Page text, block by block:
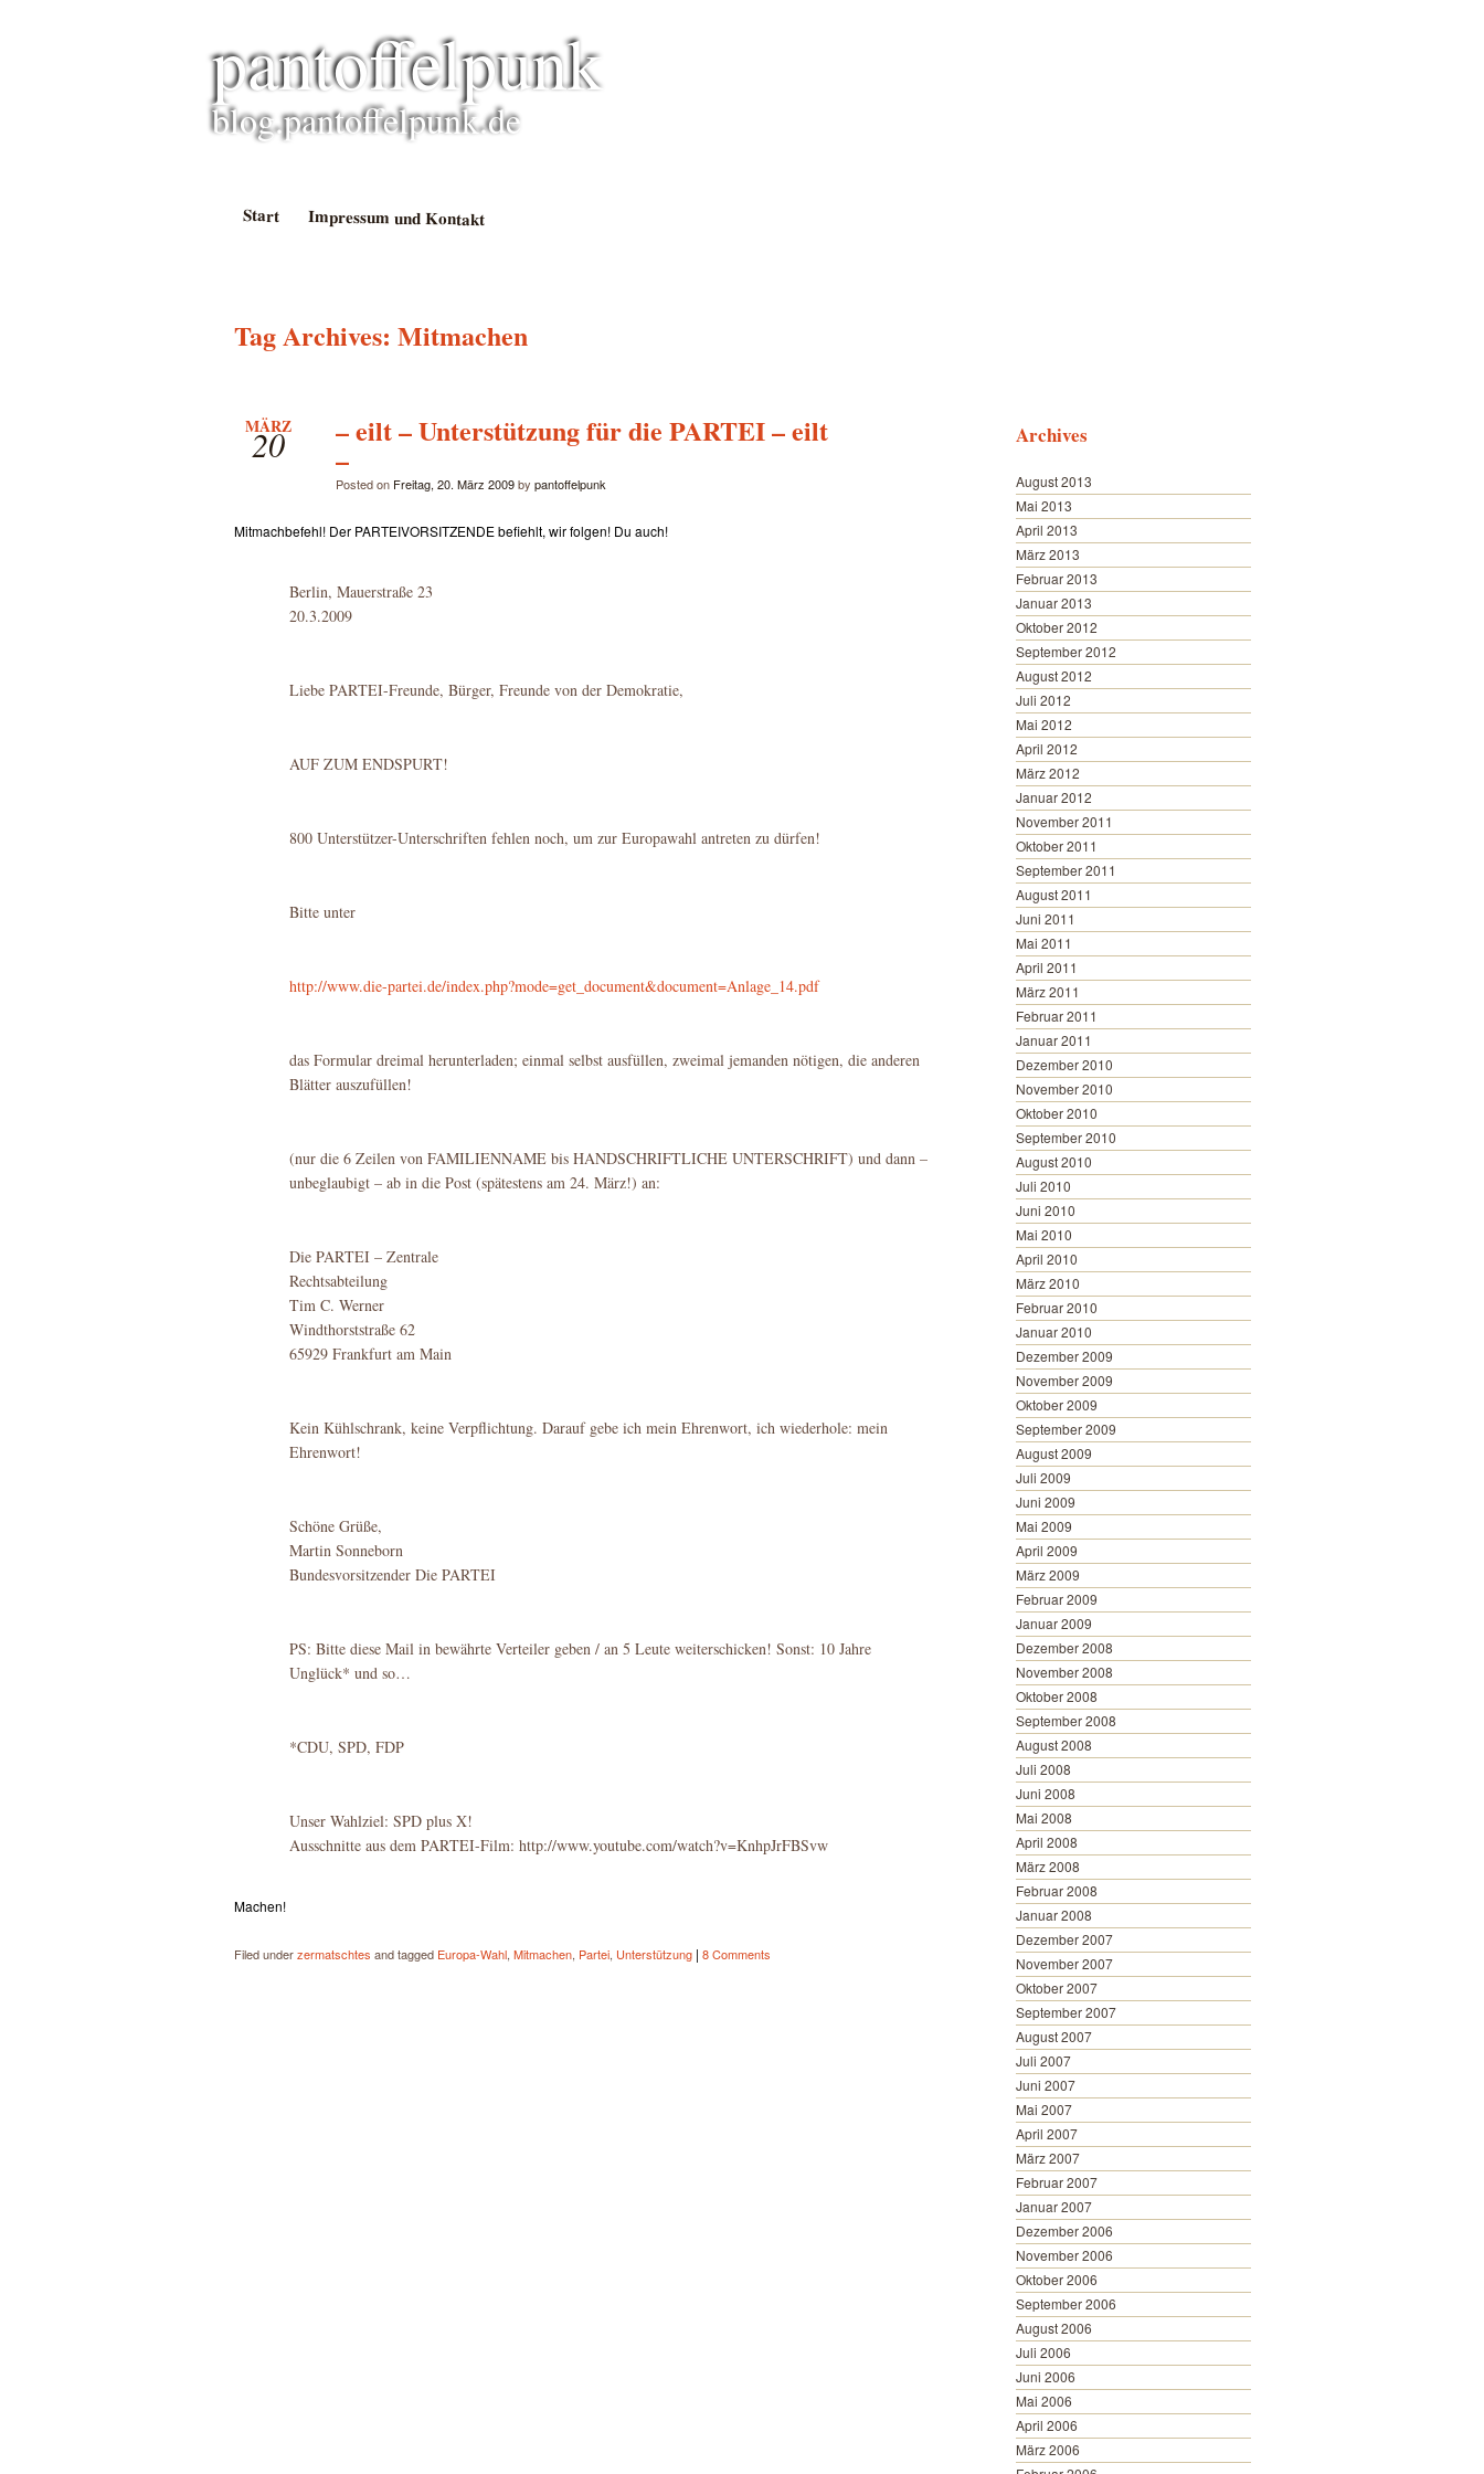
pantoffelpunk
blog.pantoffelpunk.de
Start Impressum und Kontakt
Tag Archives: Mitmachen
MÄRZ
20 – eilt – Unterstützung für die PARTEI – eilt
–
Posted on Freitag, 20. März 2009by pantoffelpunk
Mitmachbefehl! Der PARTEIVORSITZENDE befiehlt, wir folgen! Du auch!
Berlin, Mauerstraße 23
20.3.2009
Liebe PARTEI-Freunde, Bürger, Freunde von der Demokratie,
AUF ZUM ENDSPURT!
800 Unterstützer-Unterschriften fehlen noch, um zur Europawahl antreten zu dürfen!
Bitte unter
http://www.die-partei.de/index.php?mode=get_document&document=Anlage_14.pdf
das Formular dreimal herunterladen; einmal selbst ausfüllen, zweimal jemanden nötigen, die anderen
Blätter auszufüllen!
(nur die 6 Zeilen von FAMILIENNAME bis HANDSCHRIFTLICHE UNTERSCHRIFT) und dann –
unbeglaubigt – ab in die Post (spätestens am 24. März!) an:
Die PARTEI – Zentrale
Rechtsabteilung
Tim C. Werner
Windthorststraße 62
65929 Frankfurt am Main
Kein Kühlschrank, keine Verpflichtung. Darauf gebe ich mein Ehrenwort, ich wiederhole: mein
Ehrenwort!
Schöne Grüße,
Martin Sonneborn
Bundesvorsitzender Die PARTEI
PS: Bitte diese Mail in bewährte Verteiler geben / an 5 Leute weiterschicken! Sonst: 10 Jahre
Unglück* und so…
*CDU, SPD, FDP
Unser Wahlziel: SPD plus X!
Ausschnitte aus dem PARTEI-Film: http://www.youtube.com/watch?v=KnhpJrFBSvw
Machen!
Filed underzermatschtes and tagged Europa-Wahl, Mitmachen, Partei, Unterstützung | 8 Comments
Archives
August 2013
Mai 2013
April 2013
März 2013
Februar 2013
Januar 2013
Oktober 2012
September 2012
August 2012
Juli 2012
Mai 2012
April 2012
März 2012
Januar 2012
November 2011
Oktober 2011
September 2011
August 2011
Juni 2011
Mai 2011
April 2011
März 2011
Februar 2011
Januar 2011
Dezember 2010
November 2010
Oktober 2010
September 2010
August 2010
Juli 2010
Juni 2010
Mai 2010
April 2010
März 2010
Februar 2010
Januar 2010
Dezember 2009
November 2009
Oktober 2009
September 2009
August 2009
Juli 2009
Juni 2009
Mai 2009
April 2009
März 2009
Februar 2009
Januar 2009
Dezember 2008
November 2008
Oktober 2008
September 2008
August 2008
Juli 2008
Juni 2008
Mai 2008
April 2008
März 2008
Februar 2008
Januar 2008
Dezember 2007
November 2007
Oktober 2007
September 2007
August 2007
Juli 2007
Juni 2007
Mai 2007
April 2007
März 2007
Februar 2007
Januar 2007
Dezember 2006
November 2006
Oktober 2006
September 2006
August 2006
Juli 2006
Juni 2006
Mai 2006
April 2006
März 2006